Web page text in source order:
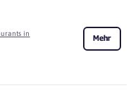
in
Mehr